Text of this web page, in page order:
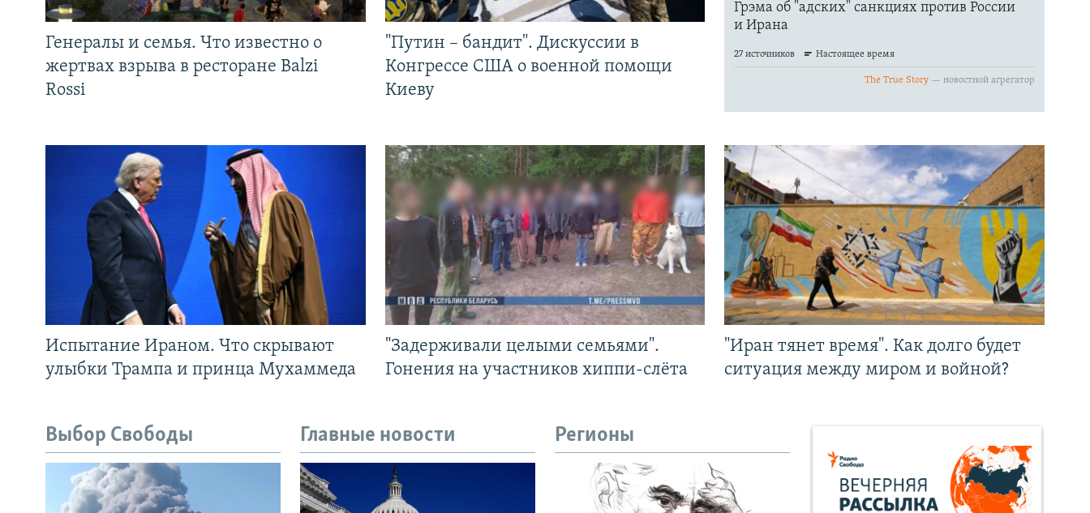
Генералы и семья. Что известно о
жертвах взрыва в ресторане Balzi
Rossi
"Путин – бандит". Дискуссии в
Конгрессе США о военной помощи
Киеву
Испытание Ираном. Что скрывают
улыбки Трампа и принца Мухаммеда
"Задерживали целыми семьями".
Гонения на участников хиппи-слёта
"Иран тянет время". Как долго будет
ситуация между миром и войной?
Выбор Свободы Главные новости Регионы